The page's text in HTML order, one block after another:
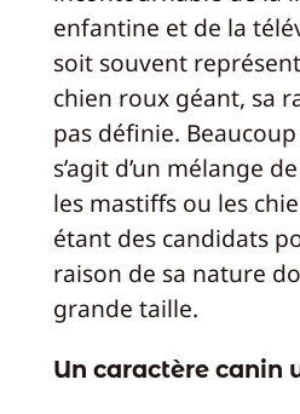
enfantine et de la
soit souvent
chien roux géant, sa
pas définie.
s’agit d’un mélange
les mastiffs ou les
étant des candidats
raison de sa nature
grande taille.
Un caractère canin